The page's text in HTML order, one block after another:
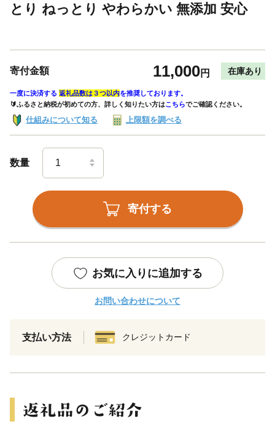
とり ねっとり やわらかい 無添加 安心
寄付金額 11,000円 在庫あり
一度に決済する 返礼品数は３つ以内を推奨しております。
🔰ふるさと納税が初めての方、詳しく知りたい方はこちらでご確認ください。
仕組みについて知る 上限額を調べる
数量
寄付する
お気に入りに追加する
お問い合わせについて
支払い方法 クレジットカード